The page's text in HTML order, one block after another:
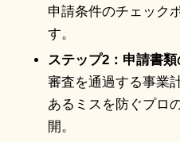
申請条件のチェック
す。
ステップ2：申請書
審査を通過する事業
あるミスを防ぐプロ
開。